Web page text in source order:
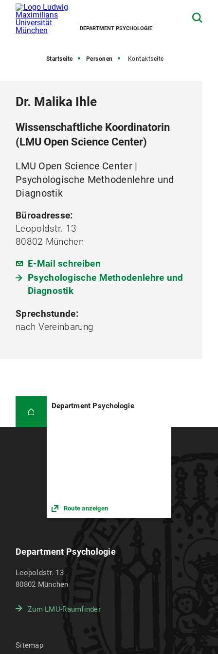
DEPARTMENT PSYCHOLOGIE
Startseite Personen Kontaktseite
Dr. Malika Ihle
Wissenschaftliche Koordinatorin
(LMU Open Science Center)
LMU Open Science Center |
Psychologische Methodenlehre und
Diagnostik
Büroadresse:
Leopoldstr. 13
80802 München
E-Mail schreiben
Psychologische Methodenlehre und
Diagnostik
Sprechstunde:
nach Vereinbarung
Department Psychologie
Route anzeigen
Department Psychologie
Leopoldstr. 13
80802 München
Zum LMU-Raumfinder
Sitemap